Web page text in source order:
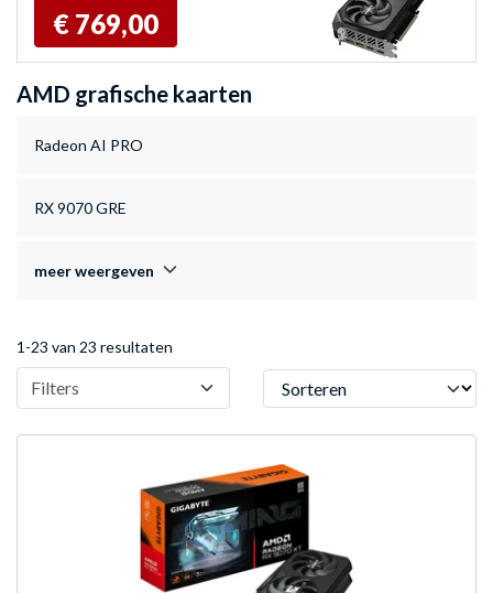
€ 769,00
AMD grafische kaarten
Radeon AI PRO
RX 9070 GRE
meer weergeven
1-23 van 23 resultaten
Filters Sorteren